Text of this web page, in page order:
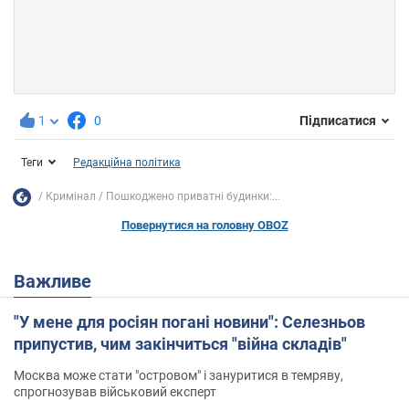
1 0 Підписатися
Теги Редакційна політика
Кримінал Пошкоджено приватні будинки:...
Повернутися на головну OBOZ
Важливе
"У мене для росіян погані новини": Селезньов
припустив, чим закінчиться "війна складів"
Москва може стати "островом" і зануритися в темряву,
спрогнозував військовий експерт